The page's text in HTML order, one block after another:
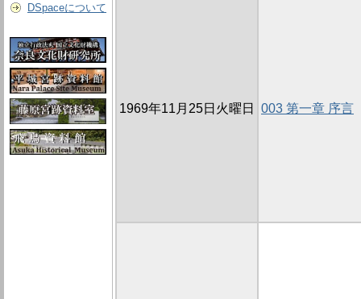
DSpaceについて
1969年11月25日火曜日 003 第一章 序言